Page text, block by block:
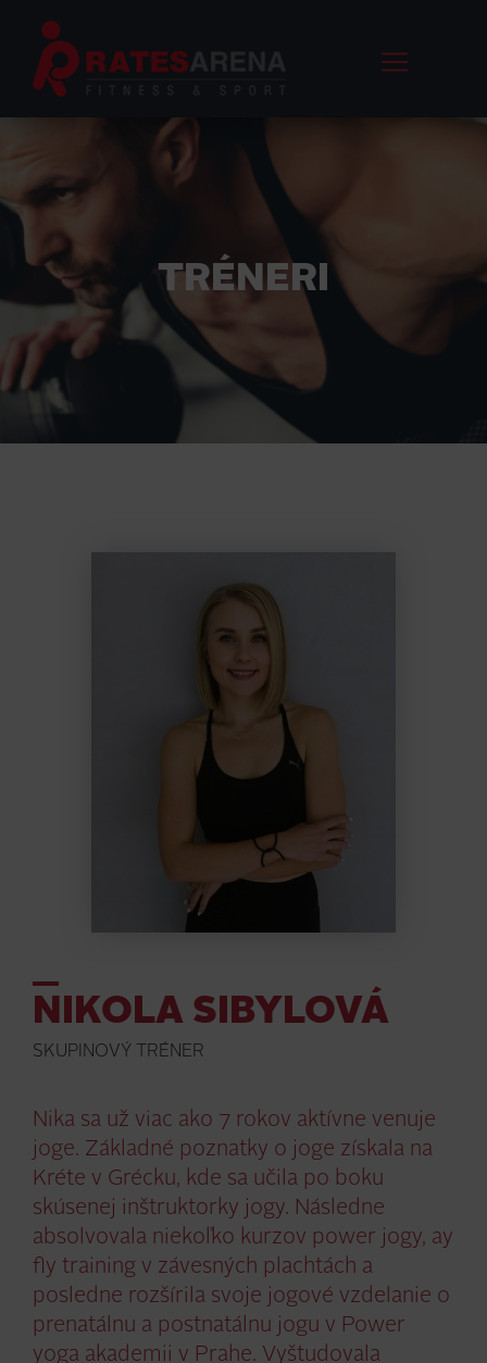
TRÉNERI
NIKOLA SIBYLOVÁ
SKUPINOVÝ TRÉNER
Nika sa už viac ako 7 rokov aktívne venuje
joge. Základné poznatky o joge získala na
Kréte v Grécku, kde sa učila po boku
skúsenej inštruktorky jogy. Následne
absolvovala niekoľko kurzov power jogy, ay
fly training v závesných plachtách a
posledne rozšírila svoje jogové vzdelanie o
prenatálnu a postnatálnu jogu v Power
yoga akademii v Prahe. Vyštudovala